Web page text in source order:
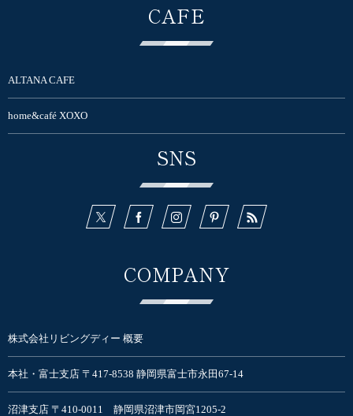
CAFE
ALTANA CAFE
home&café XOXO
SNS
COMPANY
株式会社リビングディー 概要
本社・富士支店 〒417-8538 静岡県富士市永田67-14
沼津支店 〒410-0011 静岡県沼津市岡宮1205-2